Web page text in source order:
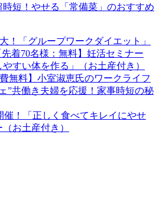
時短！やせる「常備菜」のおすすめ
！「グループワークダイエット」
先着70名様：無料】妊活セミナー
すい体を作る」（お土産付き）
無料】小室淑恵氏のワークライフ
”共働き夫婦を応援！家事時短の秘
催！「正しく食べてキレイにやせ
お土産付き）